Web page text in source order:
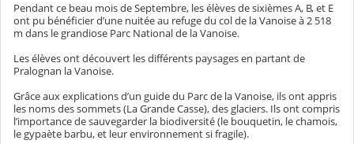
Pendant ce beau mois de Septembre, les élèves de sixièmes A, B, et E
ont pu bénéficier d’une nuitée au refuge du col de la Vanoise à 2 518
m dans le grandiose Parc National de la Vanoise.
Les élèves ont découvert les différents paysages en partant de
Pralognan la Vanoise.
Grâce aux explications d’un guide du Parc de la Vanoise, ils ont appris
les noms des sommets (La Grande Casse), des glaciers. Ils ont compris
l’importance de sauvegarder la biodiversité (le bouquetin, le chamois,
le gypaète barbu, et leur environnement si fragile).